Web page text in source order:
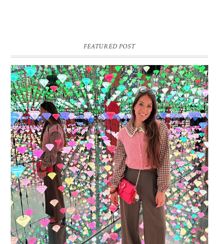
FEATURED POST
16 JAAR SPRINKLES ON A CUPCAKE
Vandaag is het weer zo’n moment waarop ik even bewust op de
pauzeknop duw, want Sprinkles on a Cupcake bestaat 16 jaar. Zestien.
Dat blijft ...